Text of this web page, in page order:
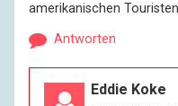
amerikanischen
Antworten
Eddie Koke